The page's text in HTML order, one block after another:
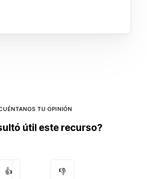
TU OPINIÓN
útil este recurso?
👍 👎